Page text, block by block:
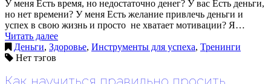
У меня Есть время, но недостаточно денег? У вас Есть деньги,
но нет времени? У меня Есть желание привлечь деньги и
успех в свою жизнь и просто не хватает мотивации? Я…
Читать далее
Деньги, Здоровье, Инструменты для успеха, Тренинги
Нет тэгов